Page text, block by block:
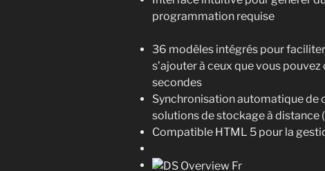
programmation requise
36 modèles intégrés pour
s’ajouter à ceux que vous
secondes
Synchronisation automatique de
solutions de stockage à distance
Compatible HTML 5 pour la